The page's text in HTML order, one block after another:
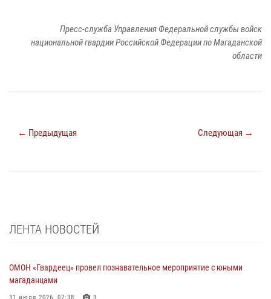
Пресс-служба Управления Федеральной службы войск
национальной гвардии Российской Федерации по Магаданской
области
← Предыдущая Следующая →
ЛЕНТА НОВОСТЕЙ
ОМОН «Гвардеец» провел познавательное мероприятие с юными
магаданцами
31 июля 2026, 07:38 3